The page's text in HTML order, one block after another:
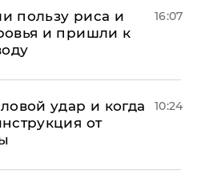
пользу риса и
и пришли к
16:07
удар и когда
от
10:24